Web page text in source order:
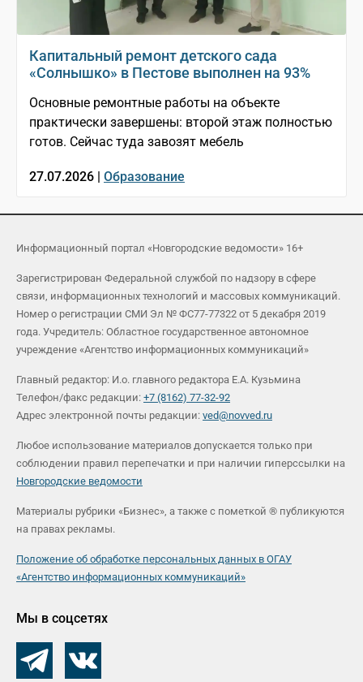
Капитальный ремонт детского сада
«Солнышко» в Пестове выполнен на 93%
Основные ремонтные работы на объекте
практически завершены: второй этаж полностью
готов. Сейчас туда завозят мебель
27.07.2026 | Образование
Информационный портал «Новгородские ведомости» 16+
Зарегистрирован Федеральной службой по надзору в сфере
связи, информационных технологий и массовых коммуникаций.
Номер о регистрации СМИ Эл № ФС77-77322 от 5 декабря 2019
года. Учредитель: Областное государственное автономное
учреждение «Агентство информационных коммуникаций»
Главный редактор: И.о. главного редактора Е.А. Кузьмина
Телефон/факс редакции: +7 (8162) 77-32-92
Адрес электронной почты редакции: ved@novved.ru
Любое использование материалов допускается только при
соблюдении правил перепечатки и при наличии гиперссылки на
Новгородские ведомости
Материалы рубрики «Бизнес», а также с пометкой ® публикуются
на правах рекламы.
Положение об обработке персональных данных в ОГАУ
«Агентство информационных коммуникаций»
Мы в соцсетях